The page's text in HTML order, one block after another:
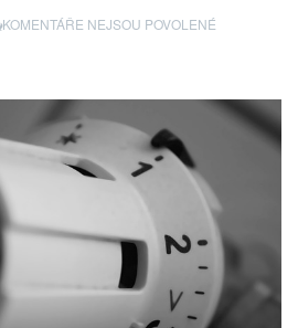
KOMENTÁŘE NEJSOU POVOLENÉU
VÝMĚNA
PRASKLÉHO
RADIÁTORU
SEZÓNĚ
JE
HAVARIJNÍ